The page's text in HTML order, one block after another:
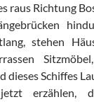
raus Richtung
stehen
dieses Schiffes
erzählen,